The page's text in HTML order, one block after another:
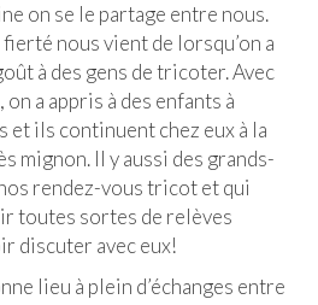
on se le partage entre nous.
nous vient de lorsqu’on a
à des gens de tricoter. Avec
a appris à des enfants à
ils continuent chez eux à la
mignon. Il y aussi des grands-
rendez-vous tricot et qui
toutes sortes de relèves
discuter avec eux!
lieu à plein d’échanges entre